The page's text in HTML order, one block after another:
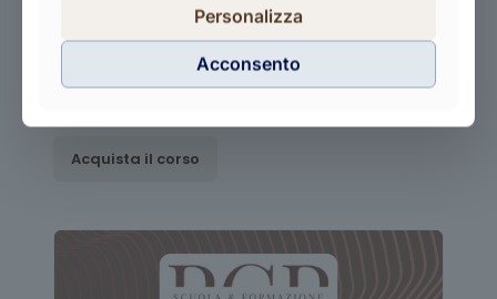
Fare business attraverso la sostenibilita’
Acquista il corso
Personalizza
Acconsento